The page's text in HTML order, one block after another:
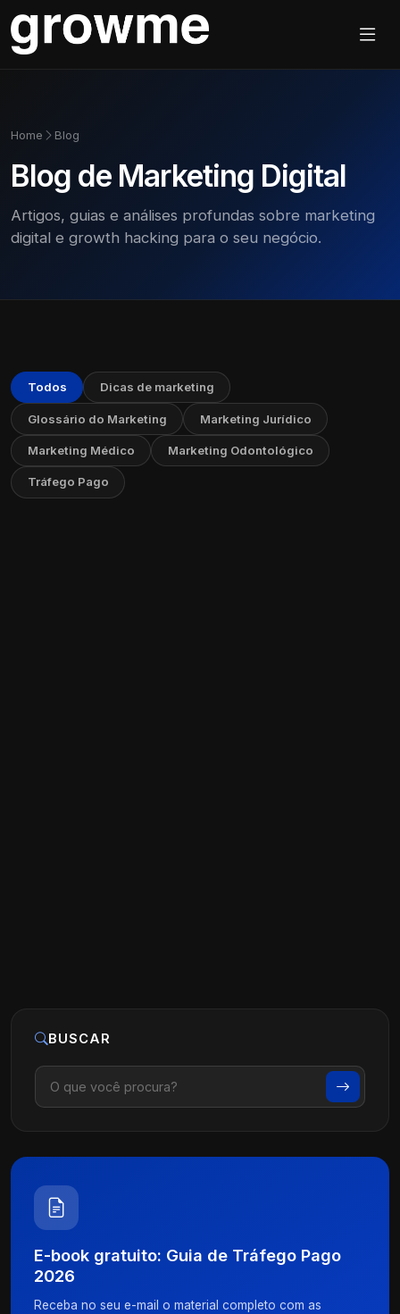
Home Blog
Blog de Marketing Digital
Artigos, guias e análises profundas sobre marketing
digital e growth hacking para o seu negócio.
Todos Dicas de marketing
Glossário do Marketing Marketing Jurídico
Marketing Médico Marketing Odontológico
Tráfego Pago
BUSCAR
E-book gratuito: Guia de Tráfego Pago
2026
Receba no seu e-mail o material completo com as